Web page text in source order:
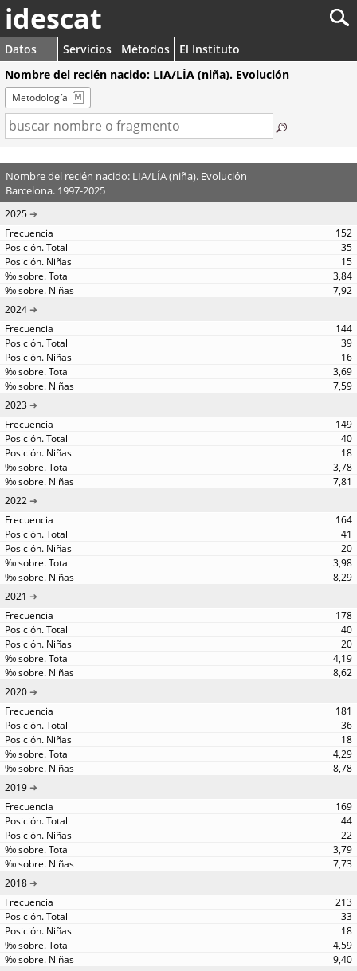
idescat
Datos Servicios Métodos
El Instituto
Nombre del recién nacido: LIA/LÍA (niña). Evolución
Metodología
Nombre del recién nacido: LIA/LÍA (niña). Evolución
Barcelona. 1997-2025
2025
152
35
15
3,84
7,92
2024
144
39
16
3,69
7,59
2023
149
40
18
3,78
7,81
2022
164
41
20
3,98
8,29
2021
178
40
20
4,19
8,62
2020
181
36
18
4,29
8,78
2019
169
44
22
3,79
7,73
2018
213
33
18
4,59
9,40